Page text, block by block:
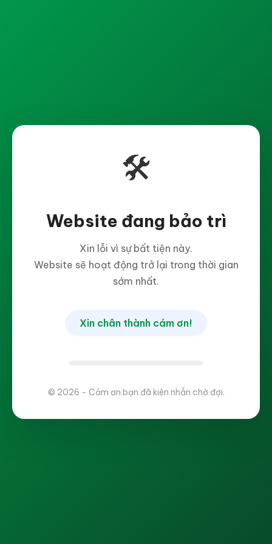
🛠️
Website đang bảo trì
Xin lỗi vì sự bất tiện này.
Website sẽ hoạt động trở lại trong thời gian
sớm nhất.
Xin chân thành cám ơn!
© 2026 - Cảm ơn bạn đã kiên nhẫn chờ đợi.